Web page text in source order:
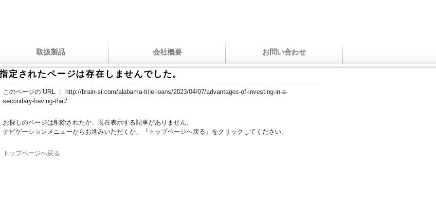
取扱製品 会社概要 お問い合わせ
定されたページは存在しませんでした。
このページの URL ：
http://brain-si.com/alabama-title-loans/2023/04/07/advantages-of-investing-in-a-
secondary-having-that/
お探しのページは削除されたか、現在表示する記事がありません。
ナビゲーションメニューからお進みいただくか、『トップページへ戻る』をクリックしてください。
トップページへ戻る